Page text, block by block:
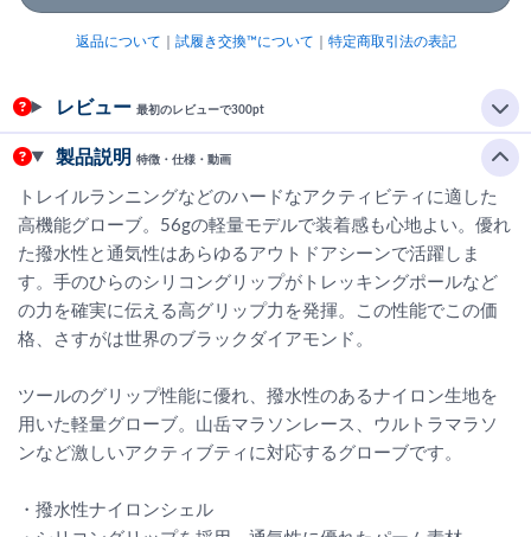
返品について 試履き交換™について 特定商取引法の表記
レビュー 最初のレビューで300pt
製品説明 特徴・仕様・動画
トレイルランニングなどのハードなアクティビティに適した
高機能グローブ。56gの軽量モデルで装着感も心地よい。優れ
た撥水性と通気性はあらゆるアウトドアシーンで活躍しま
す。手のひらのシリコングリップがトレッキングポールなど
の力を確実に伝える高グリップ力を発揮。この性能でこの価
格、さすがは世界のブラックダイアモンド。
ツールのグリップ性能に優れ、撥水性のあるナイロン生地を
用いた軽量グローブ。山岳マラソンレース、ウルトラマラソ
ンなど激しいアクティブティに対応するグローブです。
・撥水性ナイロンシェル